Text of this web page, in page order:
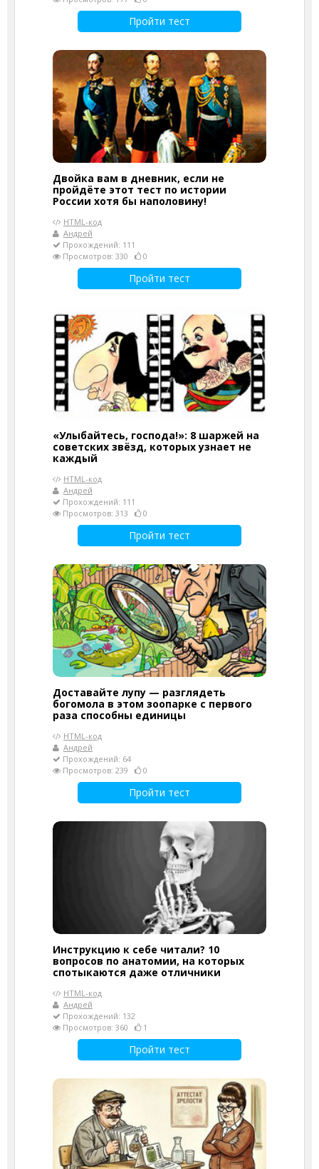
Пройти тест
Двойка вам в дневник, если не
пройдёте этот тест по истории
России хотя бы наполовину!
HTML-код
Андрей
Прохождений: 111
Просмотров: 330
0
Пройти тест
«Улыбайтесь, господа!»: 8 шаржей на
советских звёзд, которых узнает не
каждый
HTML-код
Андрей
Прохождений: 111
Просмотров: 313
0
Пройти тест
Доставайте лупу — разглядеть
богомола в этом зоопарке с первого
раза способны единицы
HTML-код
Андрей
Прохождений: 64
Просмотров: 239
0
Пройти тест
Инструкцию к себе читали? 10
вопросов по анатомии, на которых
спотыкаются даже отличники
HTML-код
Андрей
Прохождений: 132
Просмотров: 360
1
Пройти тест